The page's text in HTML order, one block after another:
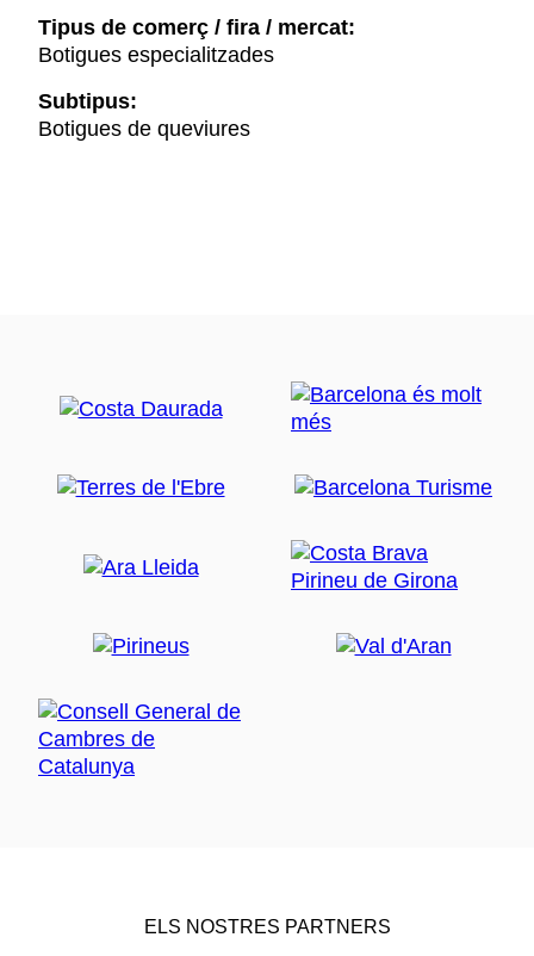
Tipus de comerç / fira / mercat:
Botigues especialitzades
Subtipus:
Botigues de queviures
ELS NOSTRES PARTNERS